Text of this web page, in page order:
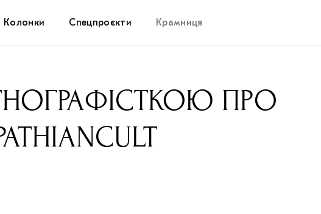
Колонки Спецпроєкти
Запалення
Як підтримувати українське мистецтво
Крамниця
ПРО